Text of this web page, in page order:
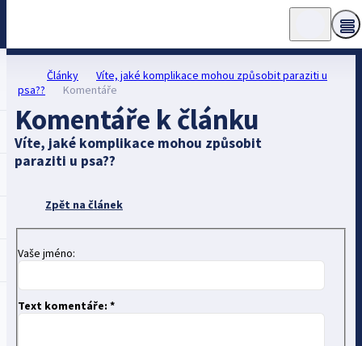
Články
Víte, jaké komplikace mohou způsobit paraziti u
psa??
Komentáře
Komentáře k článku
Víte, jaké komplikace mohou způsobit
paraziti u psa??
Zpět na článek
Vaše jméno:
Text komentáře: *